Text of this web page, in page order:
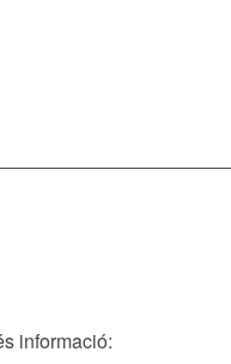
informació: